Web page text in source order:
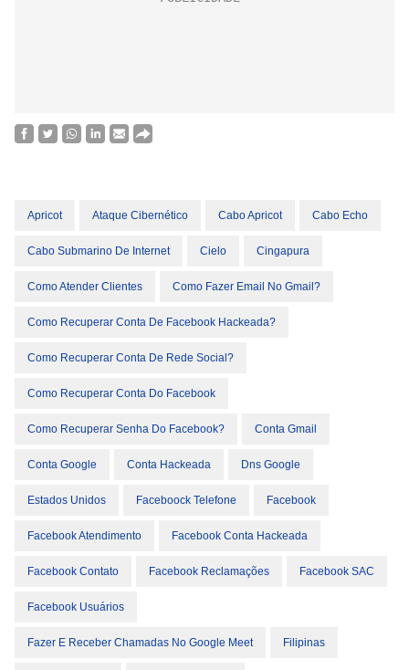
Apricot Ataque Cibernético Cabo Apricot Cabo Echo
Cabo Submarino De Internet Cielo Cingapura
Como Atender Clientes Como Fazer Email No Gmail?
Como Recuperar Conta De Facebook Hackeada?
Como Recuperar Conta De Rede Social?
Como Recuperar Conta Do Facebook
Como Recuperar Senha Do Facebook? Conta Gmail
Conta Google Conta Hackeada Dns Google
Estados Unidos Faceboock Telefone Facebook
Facebook Atendimento Facebook Conta Hackeada
Facebook Contato Facebook Reclamações Facebook SAC
Facebook Usuários
Fazer E Receber Chamadas No Google Meet Filipinas